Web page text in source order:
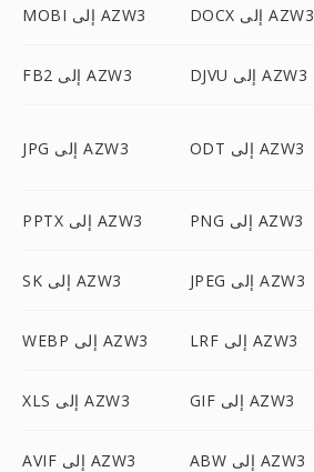
MOBI إلى AZW3 DOCX إلى AZW3
FB2 إلى AZW3 DJVU إلى AZW3
JPG إلى AZW3 ODT إلى AZW3
PPTX إلى AZW3 PNG إلى AZW3
SK إلى AZW3 JPEG إلى AZW3
WEBP إلى AZW3 LRF إلى AZW3
XLS إلى AZW3 GIF إلى AZW3
AVIF إلى AZW3 ABW إلى AZW3